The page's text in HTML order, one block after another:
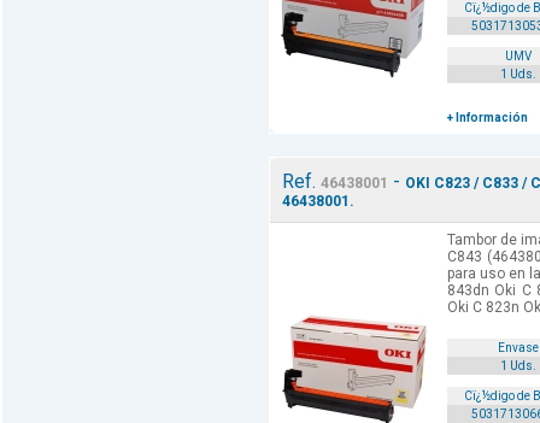
Cï¿½digo de
UMV
1 Uds.
+ Información
Ref. 46438001 - OKI C823 / C833 /
46438001.
Tambor de
C843
para uso en
843dn Oki C
Oki C 823n
Envase
1 Uds.
Cï¿½digo de